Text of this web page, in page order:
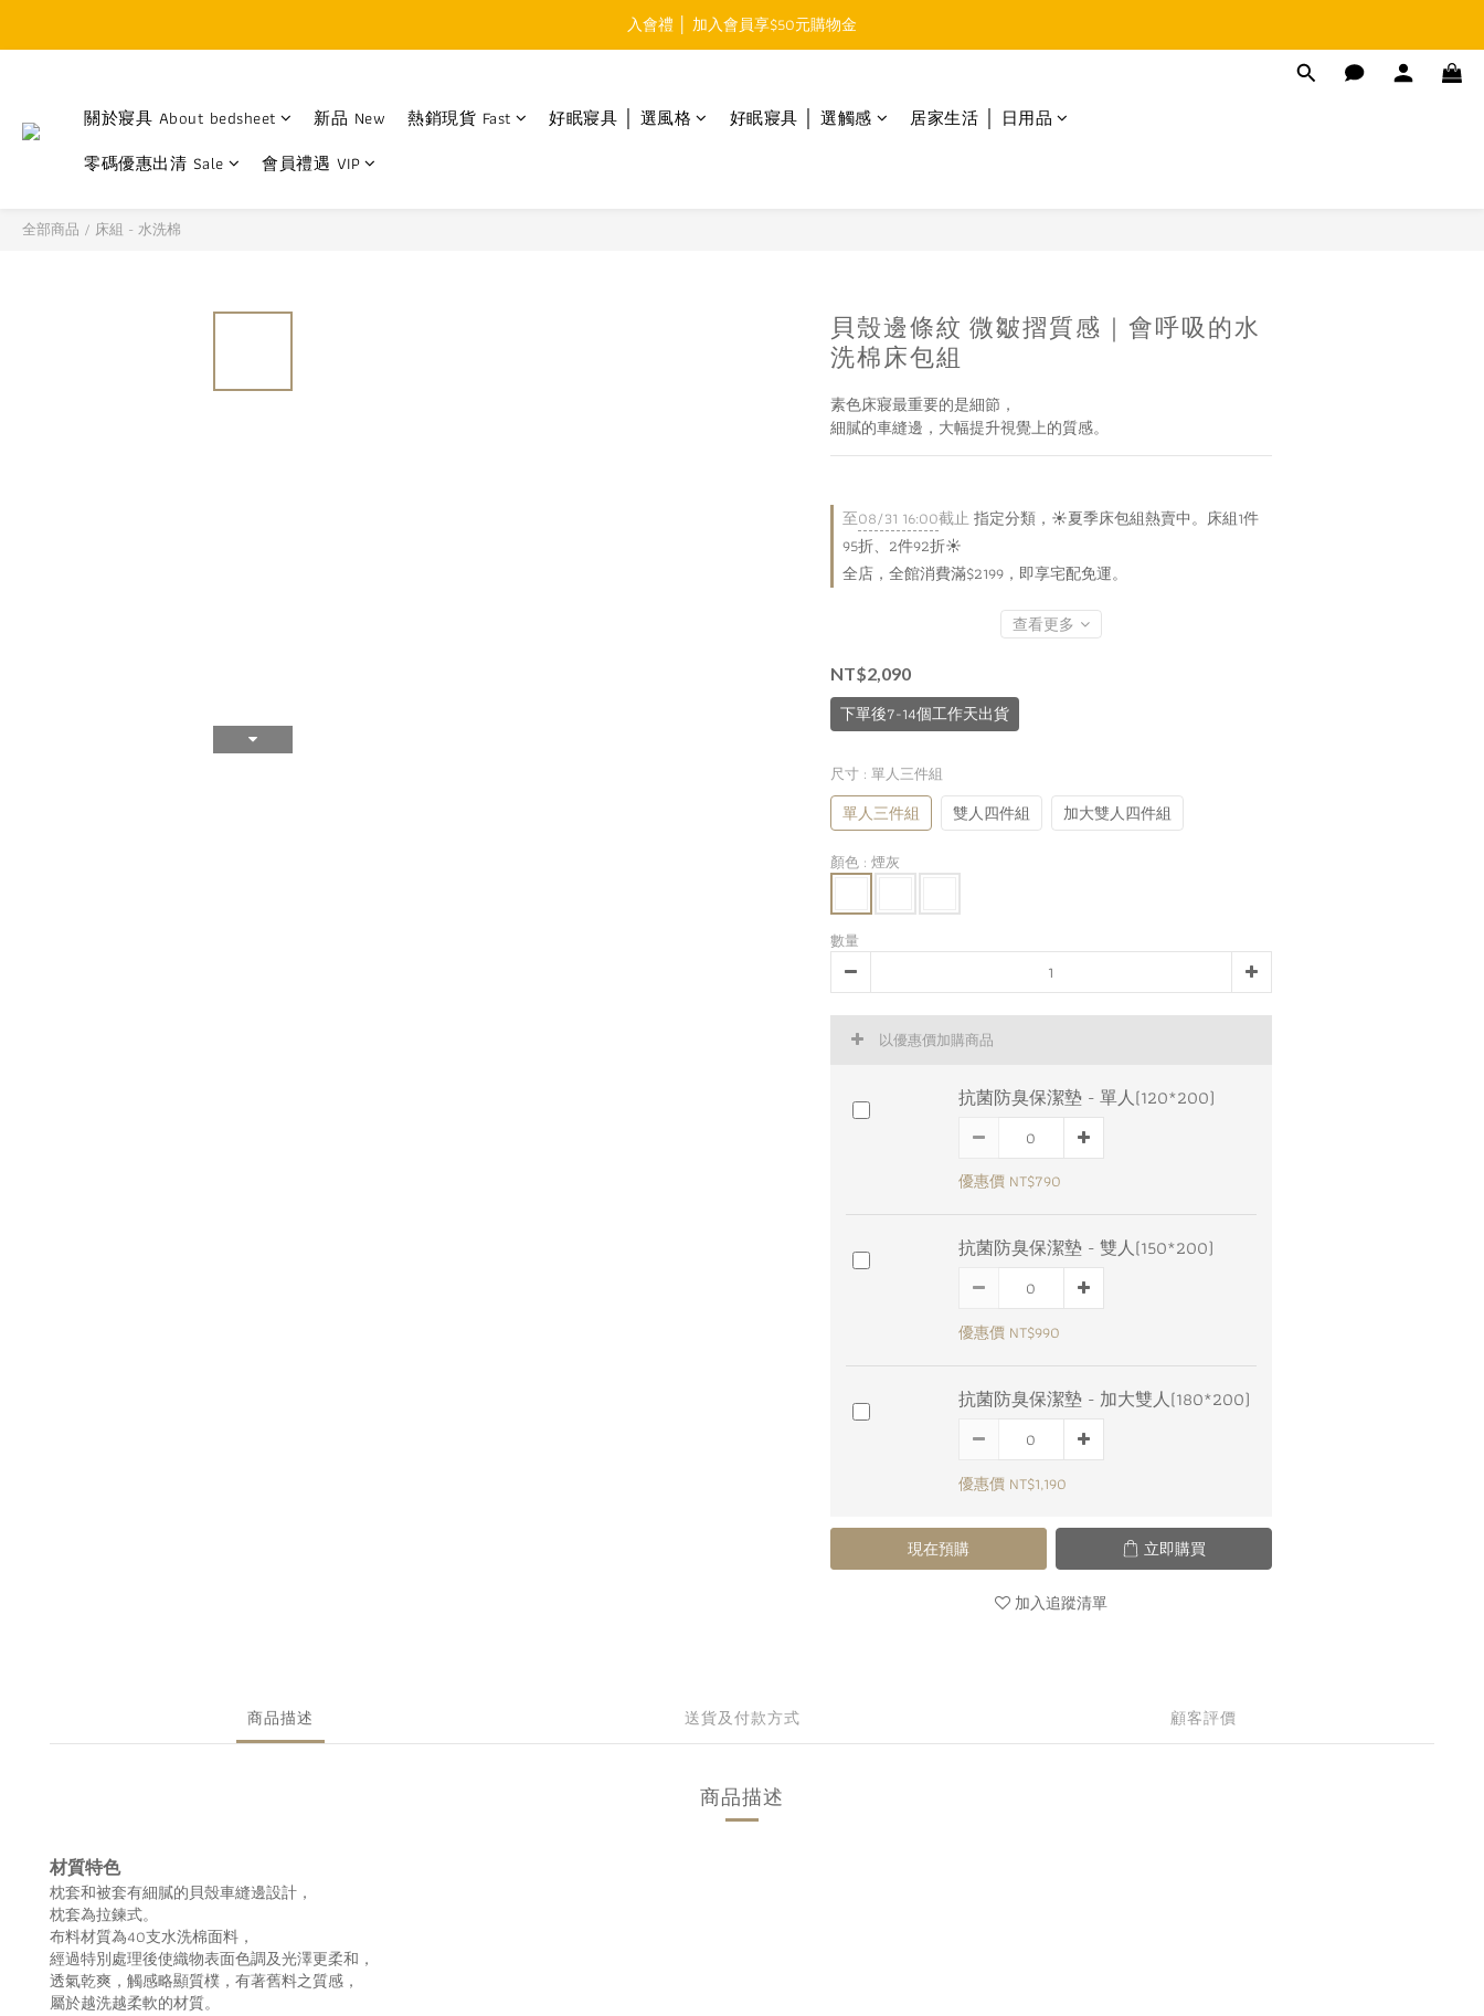
免運費 │ 滿$999元 超商取貨免運
免運費 │ 滿$999元 超商取貨免運
關於寢具 About bedsheet 新品 New 熱銷現貨 Fast 好眠寢具 │ 選風格 好眠寢具 │ 選觸感
居家生活 │ 日用品
零碼優惠出清 Sale
會員禮遇 VIP
全部商品 / 床組 - 水洗棉
貝殼邊條紋 微皺摺質感｜會呼吸的水
洗棉床包組
素色床寢最重要的是細節，
細膩的車縫邊，大幅提升視覺上的質感。
至08/31 16:00截止指定分類，☀️夏季床包組熱賣中。床組1件
95折、2件92折☀️
全店，全館消費滿$2199，即享宅配免運。
查看更多
NT$2,090
下單後7-14個工作天出貨
尺寸 : 單人三件組
單人三件組 雙人四件組 加大雙人四件組
顏色 : 煙灰
數量
以優惠價加購商品
抗菌防臭保潔墊 - 單人(120*200)
優惠價 NT$790
抗菌防臭保潔墊 - 雙人(150*200)
優惠價 NT$990
抗菌防臭保潔墊 - 加大雙人(180*200)
優惠價 NT$1,190
現在預購 立即購買
加入追蹤清單
商品描述 送貨及付款方式 顧客評價
商品描述
材質特色
枕套和被套有細膩的貝殼車縫邊設計，
枕套為拉鍊式。
布料材質為40支水洗棉面料，
經過特別處理後使織物表面色調及光澤更柔和，
透氣乾爽，觸感略顯質樸，有著舊料之質感，
屬於越洗越柔軟的材質。